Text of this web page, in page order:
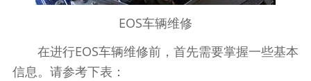
EOS车辆维修
在进行EOS车辆维修前，首先需要掌握一些基本
信息。请参考下表：